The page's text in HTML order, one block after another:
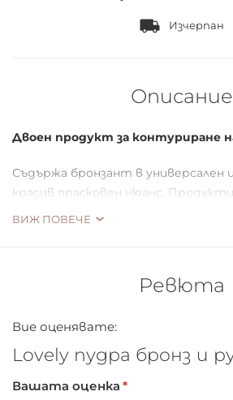
Изчерпан
Описание
Двоен продукт за контуриране
Съдържа бронзант в универсален
красив прасковен нюанс.
ВИЖ ПОВЕЧЕ
Ревюта
Вие оценявате:
Lovely пудра бронз и
Вашата оценка